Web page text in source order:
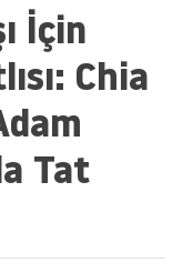
İçin
Chia
Tat